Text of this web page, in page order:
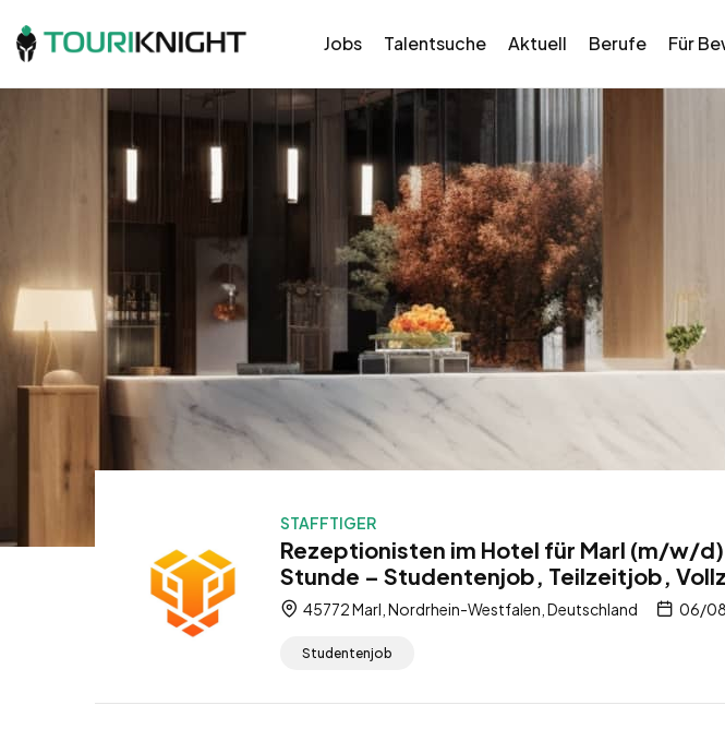
Jobs Talentsuche Aktuell Berufe Für
STAFFTIGER
Rezeptionisten im Hotel für Marl (m/w/
Stunde – Studentenjob, Teilzeitjob,
45772 Marl, Nordrhein-Westfalen, Deutschland 06/
Studentenjob